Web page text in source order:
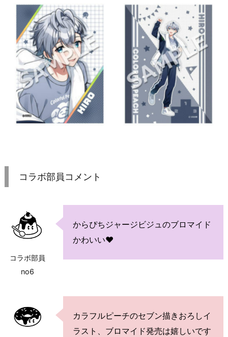
コラボ部員コメント
コラボ部員
no6
からぴちジャージビジュのブロマイド
かわいい♥
カラフルピーチのセブン描きおろしイ
ラスト、ブロマイド発売は嬉しいです